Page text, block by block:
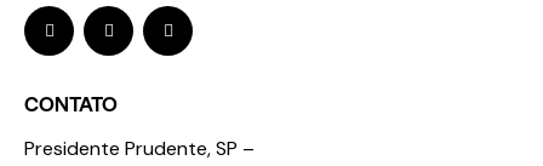
CONTATO
Presidente Prudente, SP –